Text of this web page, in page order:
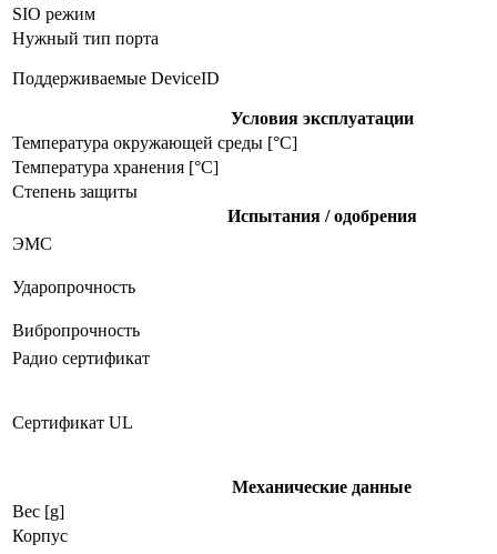
SIO режим
Нужный тип порта
Поддерживаемые DeviceID
Условия эксплуатации
Температура окружающей среды [°C]
Температура хранения [°C]
Степень защиты
Испытания / одобрения
ЭMC
Ударопрочность
Вибропрочность
Радио сертификат
Сертификат UL
Механические данные
Вес [g]
Корпус